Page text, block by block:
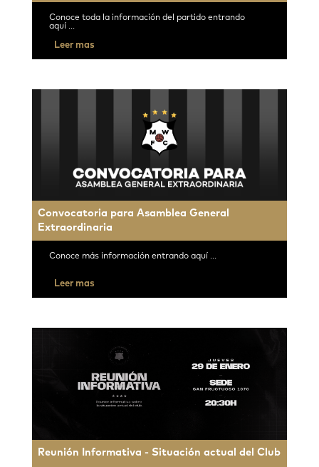
Conoce toda la información del partido entrando
aquí ...
Leer mas
Convocatoria para Asamblea General
Extraordinaria
Conoce más información entrando aquí ...
Leer mas
Reunión Informativa - Situación actual del Club